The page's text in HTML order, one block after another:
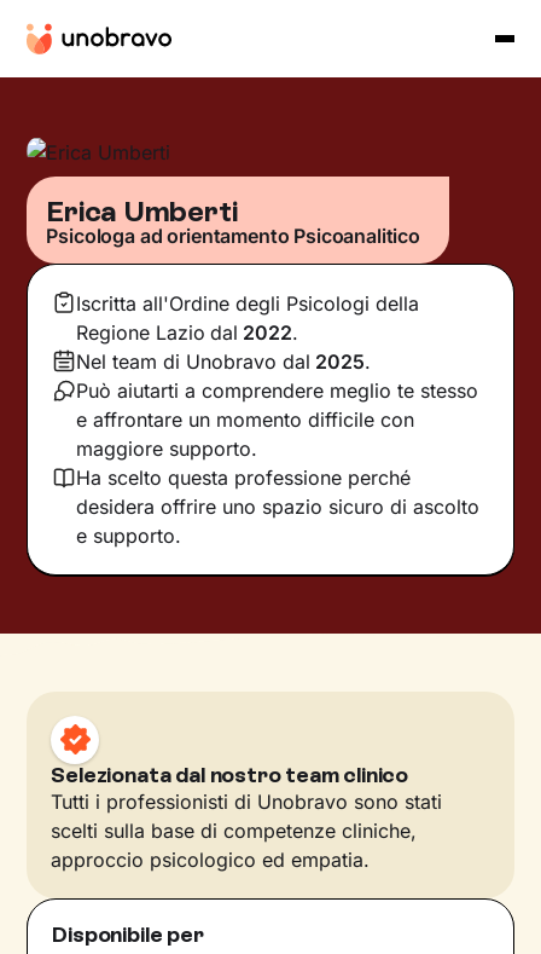
Erica Umberti
Psicologa ad orientamento Psicoanalitico
Iscritta all'Ordine degli Psicologi della
Regione Lazio dal 2022.
Nel team di Unobravo dal 2025.
Può aiutarti a comprendere meglio te stesso
e affrontare un momento difficile con
maggiore supporto.
Ha scelto questa professione perché
desidera offrire uno spazio sicuro di ascolto
e supporto.
Selezionata dal nostro team clinico
Tutti i professionisti di Unobravo sono stati
scelti sulla base di competenze cliniche,
approccio psicologico ed empatia.
Disponibile per